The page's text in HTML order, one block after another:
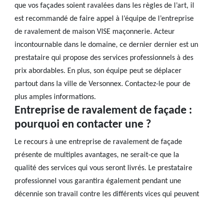
que vos façades soient ravalées dans les règles de l’art, il
est recommandé de faire appel à l’équipe de l’entreprise
de ravalement de maison VISE maçonnerie. Acteur
incontournable dans le domaine, ce dernier dernier est un
prestataire qui propose des services professionnels à des
prix abordables. En plus, son équipe peut se déplacer
partout dans la ville de Versonnex. Contactez-le pour de
plus amples informations.
Entreprise de ravalement de façade :
pourquoi en contacter une ?
Le recours à une entreprise de ravalement de façade
présente de multiples avantages, ne serait-ce que la
qualité des services qui vous seront livrés. Le prestataire
professionnel vous garantira également pendant une
décennie son travail contre les différents vices qui peuvent